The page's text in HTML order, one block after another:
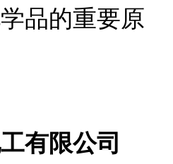
品的重要原
有限公司